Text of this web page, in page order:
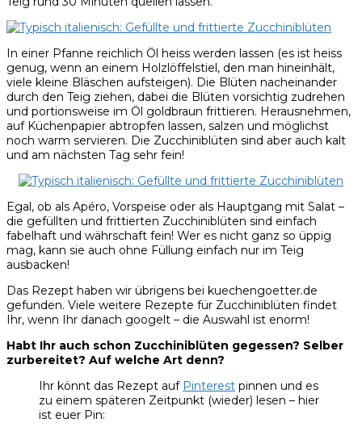
In einer Pfanne reichlich Öl heiss werden lassen (es ist heiss
genug, wenn an einem Holzlöffelstiel, den man hineinhält,
viele kleine Bläschen aufsteigen). Die Blüten nacheinander
durch den Teig ziehen, dabei die Blüten vorsichtig zudrehen
und portionsweise im Öl goldbraun frittieren. Herausnehmen,
auf Küchenpapier abtropfen lassen, salzen und möglichst
noch warm servieren. Die Zucchiniblüten sind aber auch kalt
und am nächsten Tag sehr fein!
Egal, ob als Apéro, Vorspeise oder als Hauptgang mit Salat –
die gefüllten und frittierten Zucchiniblüten sind einfach
fabelhaft und währschaft fein! Wer es nicht ganz so üppig
mag, kann sie auch ohne Füllung einfach nur im Teig
ausbacken!
Das Rezept haben wir übrigens bei kuechengoetter.de
gefunden. Viele weitere Rezepte für Zucchiniblüten findet
Ihr, wenn Ihr danach googelt – die Auswahl ist enorm!
Habt Ihr auch schon Zucchiniblüten gegessen? Selber
zurbereitet? Auf welche Art denn?
Ihr könnt das Rezept auf Pinterest pinnen und es
zu einem späteren Zeitpunkt (wieder) lesen – hier
ist euer Pin: